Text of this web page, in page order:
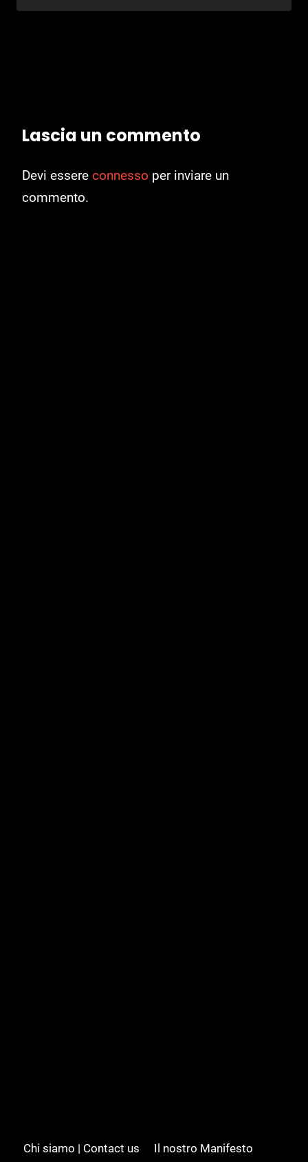
Lascia un commento
Devi essere connesso per inviare un
commento.
Chi siamo | Contact us Il nostro Manifesto